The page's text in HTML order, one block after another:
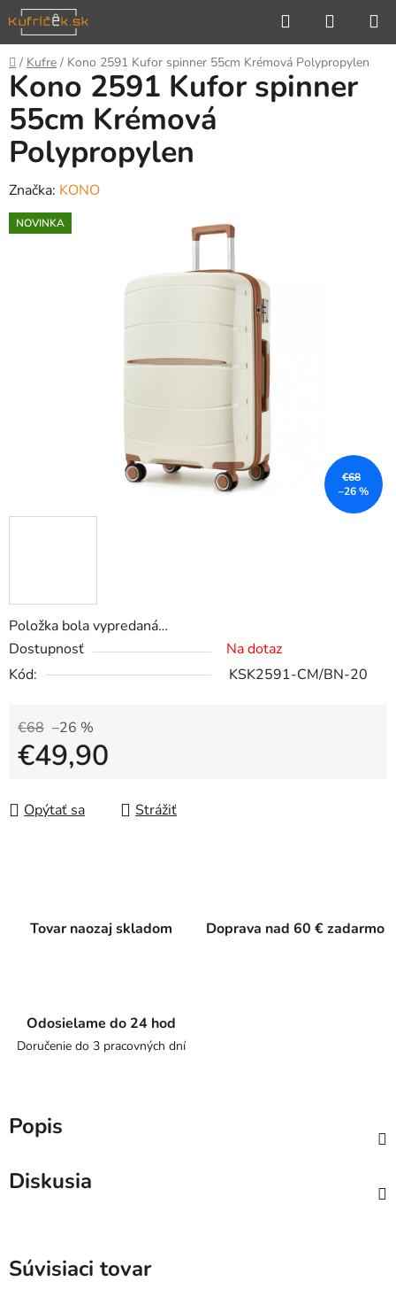
Prejsť
na
obsah
Hľadať
KOŠÍK
Domov
/ Kufre / Kono 2591 Kufor spinner 55cm Krémová Polypropylen
Položka bola vypredaná…
Dostupnosť
Na dotaz
Kód:
KSK2591-CM/BN-20
€68 –26 %
€49,90
Opýtať sa
Strážiť
Kono 2591 Kufor spinner
55cm Krémová
Polypropylen
Značka: KONO
NOVINKA
€68
–26 %
Tovar naozaj skladom Doprava nad 60 € zadarmo
Odosielame do 24 hod
Doručenie do 3 pracovných dní
Popis
Diskusia
Súvisiaci tovar